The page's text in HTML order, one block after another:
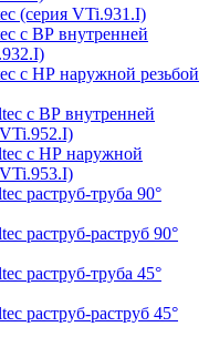
(серия VTi.931.I)
с ВР внутренней
с НР наружной резьбой
с ВР внутренней
VTi.952.I)
с НР наружной
VTi.953.I)
раструб-труба 90°
раструб-раструб 90°
раструб-труба 45°
раструб-раструб 45°